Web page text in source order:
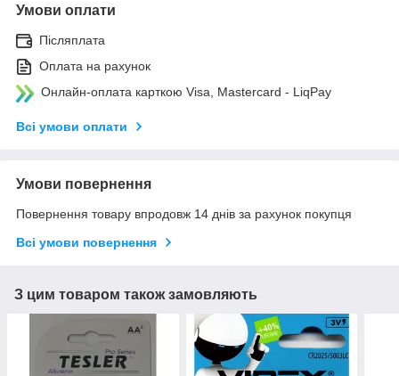
Умови оплати
Післяплата
Оплата на рахунок
Онлайн-оплата карткою Visa, Mastercard - LiqPay
Всі умови оплати
Умови повернення
Повернення товару впродовж 14 днів за рахунок покупця
Всі умови повернення
З цим товаром також замовляють